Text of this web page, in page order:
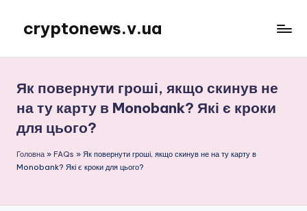
Перейти
вмісту
cryptonews.v.ua
криптовалют,
аналітика,
курси,
прогнози
гайди.
Як повернути гроші, якщо скинув не
на ту карту в Monobank? Які є кроки
для цього?
Головна » FAQs » Як повернути гроші, якщо скинув не на ту карту в
Monobank? Які є кроки для цього?